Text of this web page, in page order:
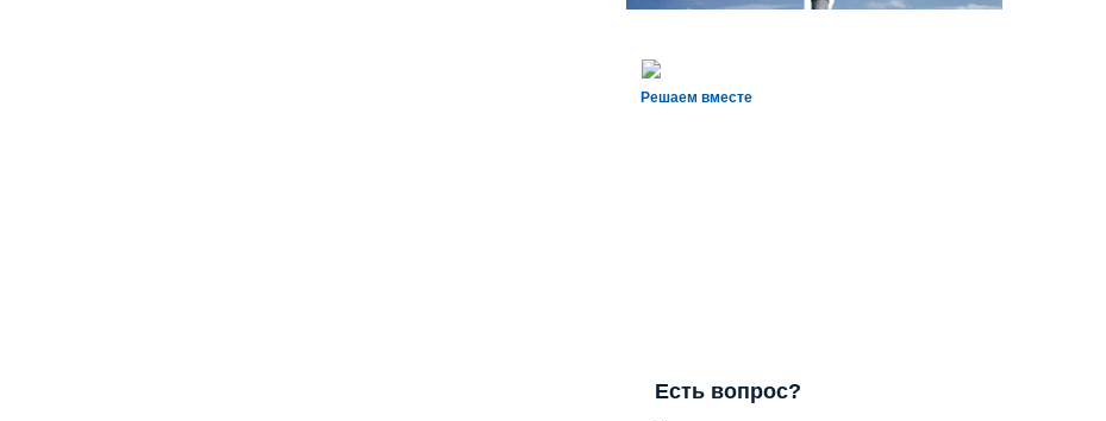
Решаем вместе
Есть вопрос?